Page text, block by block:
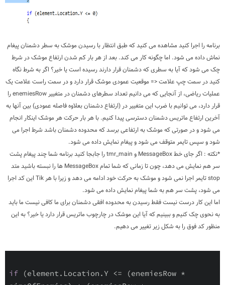
برنامه را اجرا کنید مشاهده می کنید که طبق انتظار با رسیدن موشک به سطر دشمنان پیغام
نماش داده می شود. اما چگونه کار می کند. بعد از هر بار کم شدن ارتفاع موشک در شرط
چک می شود که آیا به سطری که دشمنان قرار دارند رسیده است یا خیر؟ اگر به شرط نگاه
کنید در سمت چپ علامت <= موقعیت عمودی موشک قرار دارد و در سمت راست علامت یک
عملیات ریاضی، از آنجایی که می دانیم تعداد سطرهای دشمنان در متغییر enemiesRow را
قرار دارد، می توانیم با ضرب این متغییر در (ارتفاع دشمنان بعلاوه فاصله عمودی) بین آنها به
آخرین ارتفاع ماتریس دشمنان دسترسی پیدا کنیم. با هر بار حرکت هر موشک اینکار انجام
می شود و در صورتی که موشک به ارتفاعی برسد که محدوده دشمنان باشد شرط اجرا می
شود و سپس تایمر متوقف می شود و پیغام نمایش داده می شود.
*نکته : اگر جای خط MessageBox و tmr_main را جابجا کنید برنامه شما چند پیغام پشت
سر هم نمایش می دهد، چون تا زمانی که شما تمام MessageBox ها را نبسته باشید متد
stop تایمر اجرا نمی شود و موشک به حرکت خود ادامه می دهد و زیرا با هر Tik این کد اجرا
می شود، پشت سر هم به شما پیغام نمایش داده می شود.
اما این کار درست نیست فقط رسیدن به محدوده افقی دشمنان برای ما کافی نیست ما باید
به نحوی چک کنیم و ببینیم که آیا این موشک در چارچوب ماتریس قرار دارد یا خیر؟ به این
منظور کد فوق را به شکل زیر تغییر می دهیم.
if (element.Location.Y <= (enemiesRow *